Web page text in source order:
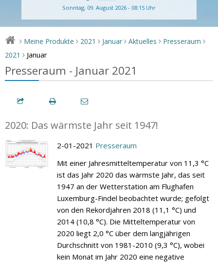
Sonntag, 09. August 2026 - 08:15 Uhr
> Meine Produkte > 2021 > Januar > Aktuelles > Presseraum >
2021 > Januar
Presseraum - Januar 2021
2020: Das wärmste Jahr seit 1947!
2-01-2021 Presseraum
Mit einer Jahresmitteltemperatur von 11,3 °C
ist das Jahr 2020 das wärmste Jahr, das seit
1947 an der Wetterstation am Flughafen
Luxemburg-Findel beobachtet wurde; gefolgt
von den Rekordjahren 2018 (11,1 °C) und
2014 (10,8 °C). Die Mitteltemperatur von
2020 liegt 2,0 °C über dem langjährigen
Durchschnitt von 1981-2010 (9,3 °C), wobei
kein Monat im Jahr 2020 eine negative